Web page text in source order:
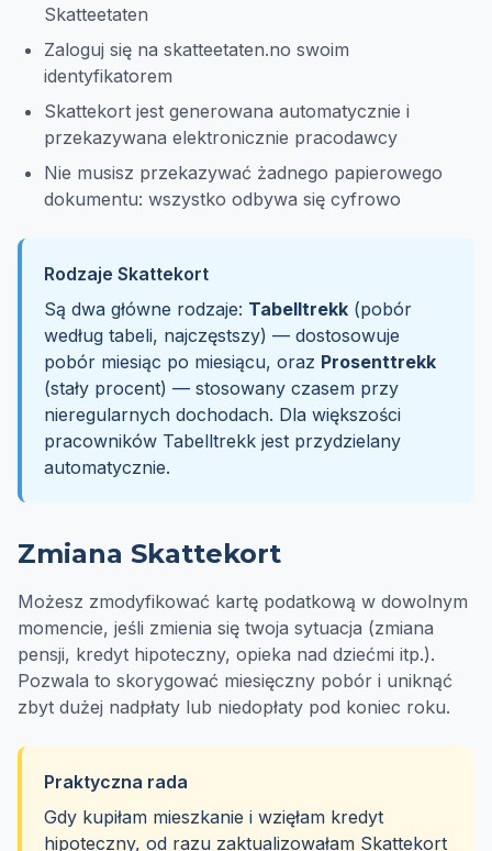
Skatteetaten
Zaloguj się na skatteetaten.no swoim
identyfikatorem
Skattekort jest generowana automatycznie i
przekazywana elektronicznie pracodawcy
Nie musisz przekazywać żadnego papierowego
dokumentu: wszystko odbywa się cyfrowo
Rodzaje Skattekort
Są dwa główne rodzaje: Tabelltrekk (pobór
według tabeli, najczęstszy) — dostosowuje
pobór miesiąc po miesiącu, oraz Prosenttrekk
(stały procent) — stosowany czasem przy
nieregularnych dochodach. Dla większości
pracowników Tabelltrekk jest przydzielany
automatycznie.
Zmiana Skattekort
Możesz zmodyfikować kartę podatkową w dowolnym
momencie, jeśli zmienia się twoja sytuacja (zmiana
pensji, kredyt hipoteczny, opieka nad dziećmi itp.).
Pozwala to skorygować miesięczny pobór i uniknąć
zbyt dużej nadpłaty lub niedopłaty pod koniec roku.
Praktyczna rada
Gdy kupiłam mieszkanie i wzięłam kredyt
hipoteczny, od razu zaktualizowałam Skattekort